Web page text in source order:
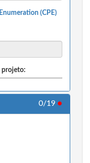
(CPE)
projeto:
0/19 ●